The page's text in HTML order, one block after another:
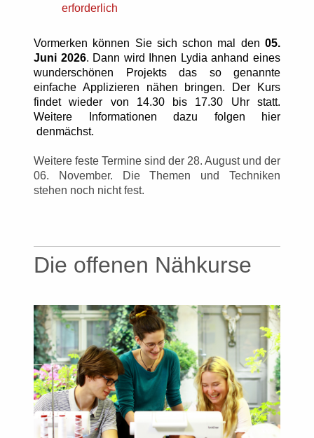
erforderlich
Vormerken können Sie sich schon mal den 05.
Juni 2026. Dann wird Ihnen Lydia anhand eines
wunderschönen Projekts das so genannte
einfache Applizieren nähen bringen. Der Kurs
findet wieder von 14.30 bis 17.30 Uhr statt.
Weitere Informationen dazu folgen hier
denmächst.
Weitere feste Termine sind der 28. August und der
06. November. Die Themen und Techniken
stehen noch nicht fest.
Die offenen Nähkurse